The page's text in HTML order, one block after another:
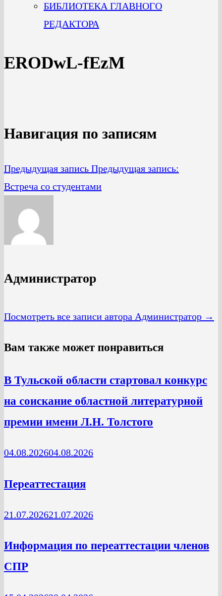
БИБЛИОТЕКА ГЛАВНОГО
РЕДАКТОРА
ERODwL-fEzM
Навигация по записям
Предыдущая запись Предыдущая запись:
Встреча со студентами
Администратор
Посмотреть все записи автора Администратор →
Вам также может понравиться
В Тульской области стартовал конкурс
на соискание областной литературной
премии имени Л.Н. Толстого
04.08.202604.08.2026
Переаттестация
21.07.202621.07.2026
Информация по переаттестации членов
СПР